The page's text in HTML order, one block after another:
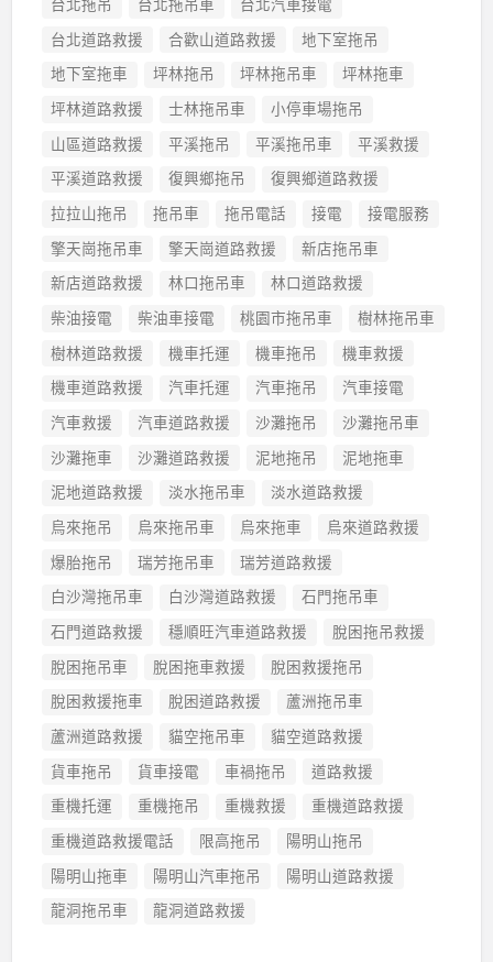
台北拖吊 台北拖吊車
台北汽車接電
台北道路救援
合歡山道路救援
地下室拖吊
地下室拖車
坪林拖吊 坪林拖吊車
坪林拖車
坪林道路救援
士林拖吊車
小停車場拖吊
山區道路救援
平溪拖吊 平溪拖吊車
平溪救援
平溪道路救援
復興鄉拖吊
復興鄉道路救援
拉拉山拖吊
拖吊車 拖吊電話 接電
接電服務
擎天崗拖吊車
擎天崗道路救援
新店拖吊車
新店道路救援
林口拖吊車
林口道路救援
柴油接電
柴油車接電 桃園市拖吊車
樹林拖吊車
樹林道路救援
機車托運 機車拖吊
機車救援
機車道路救援
汽車托運 汽車拖吊
汽車接電
汽車救援
汽車道路救援 沙灘拖吊
沙灘拖吊車
沙灘拖車
沙灘道路救援 泥地拖吊
泥地拖車
泥地道路救援
淡水拖吊車
淡水道路救援
烏來拖吊
烏來拖吊車 烏來拖車
烏來道路救援
爆胎拖吊
瑞芳拖吊車
瑞芳道路救援
白沙灣拖吊車
白沙灣道路救援
石門拖吊車
石門道路救援
穩順旺汽車道路救援
脫困拖吊救援
脫困拖吊車
脫困拖車救援
脫困救援拖吊
脫困救援拖車
脫困道路救援
蘆洲拖吊車
蘆洲道路救援
貓空拖吊車
貓空道路救援
貨車拖吊
貨車接電 車禍拖吊
道路救援
重機托運
重機拖吊 重機救援
重機道路救援
重機道路救援電話
限高拖吊
陽明山拖吊
陽明山拖車
陽明山汽車拖吊
陽明山道路救援
龍洞拖吊車
龍洞道路救援